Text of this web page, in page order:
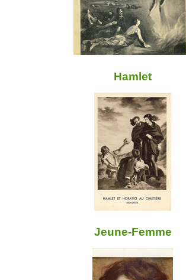
Hamlet
Jeune-Femme